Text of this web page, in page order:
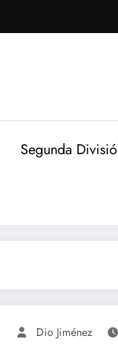
Segunda
Dio Jiménez